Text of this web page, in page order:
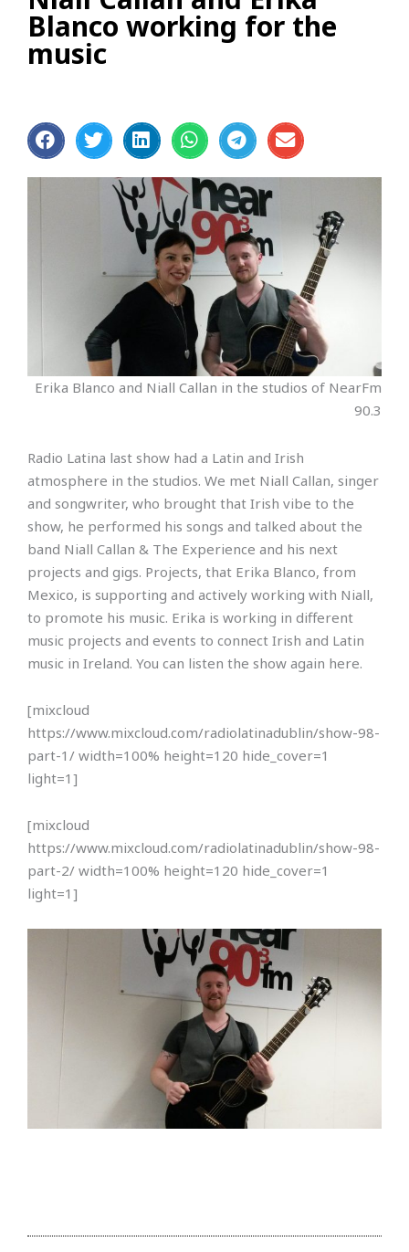
Blanco working for the
music
Erika Blanco and Niall Callan in the studios of NearFm
90.3
Radio Latina last show had a Latin and Irish
atmosphere in the studios. We met Niall Callan, singer
and songwriter, who brought that Irish vibe to the
show, he performed his songs and talked about the
band Niall Callan & The Experience and his next
projects and gigs. Projects, that Erika Blanco, from
Mexico, is supporting and actively working with Niall,
to promote his music. Erika is working in different
music projects and events to connect Irish and Latin
music in Ireland. You can listen the show again here.
[mixcloud
https://www.mixcloud.com/radiolatinadublin/show-98-
part-1/ width=100% height=120 hide_cover=1
light=1]
[mixcloud
https://www.mixcloud.com/radiolatinadublin/show-98-
part-2/ width=100% height=120 hide_cover=1
light=1]